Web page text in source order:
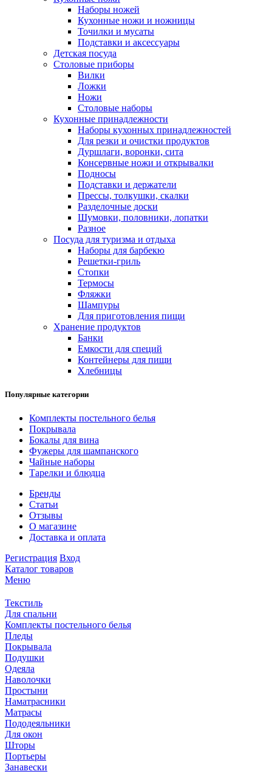
Наборы ножей
Кухонные ножи и ножницы
Точилки и мусаты
Подставки и аксессуары
Детская посуда
Столовые приборы
Вилки
Ложки
Ножи
Столовые наборы
Кухонные принадлежности
Наборы кухонных принадлежностей
Для резки и очистки продуктов
Дуршлаги, воронки, сита
Консервные ножи и открывалки
Подносы
Подставки и держатели
Прессы, толкушки, скалки
Разделочные доски
Шумовки, половники, лопатки
Разное
Посуда для туризма и отдыха
Наборы для барбекю
Решетки-гриль
Стопки
Термосы
Фляжки
Шампуры
Для приготовления пищи
Хранение продуктов
Банки
Емкости для специй
Контейнеры для пищи
Хлебницы
Популярные категории
Комплекты постельного белья
Покрывала
Бокалы для вина
Фужеры для шампанского
Чайные наборы
Тарелки и блюдца
Бренды
Статьи
Отзывы
О магазине
Доставка и оплата
Регистрация Вход
Каталог товаров
Меню
Текстиль
Для спальни
Комплекты постельного белья
Пледы
Покрывала
Подушки
Одеяла
Наволочки
Простыни
Наматрасники
Матрасы
Пододеяльники
Для окон
Шторы
Портьеры
Занавески